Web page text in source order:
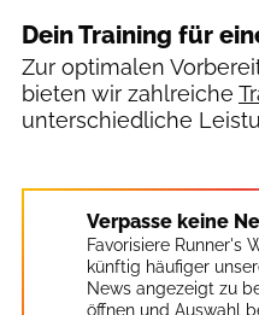
Dein Training für
Zur optimalen
bieten wir zahlreiche
unterschiedliche
Verpasse keine
Favorisiere Runner's
künftig häufiger
News angezeigt zu
öffnen und Auswahl